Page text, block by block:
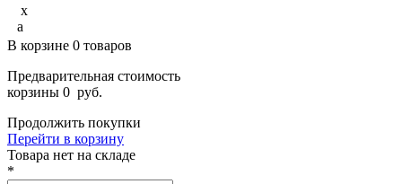
x
a
В корзине 0 товаров
Предварительная стоимость
корзины 0 руб.
Продолжить покупки
Перейти в корзину
Товарa нет на складе
*